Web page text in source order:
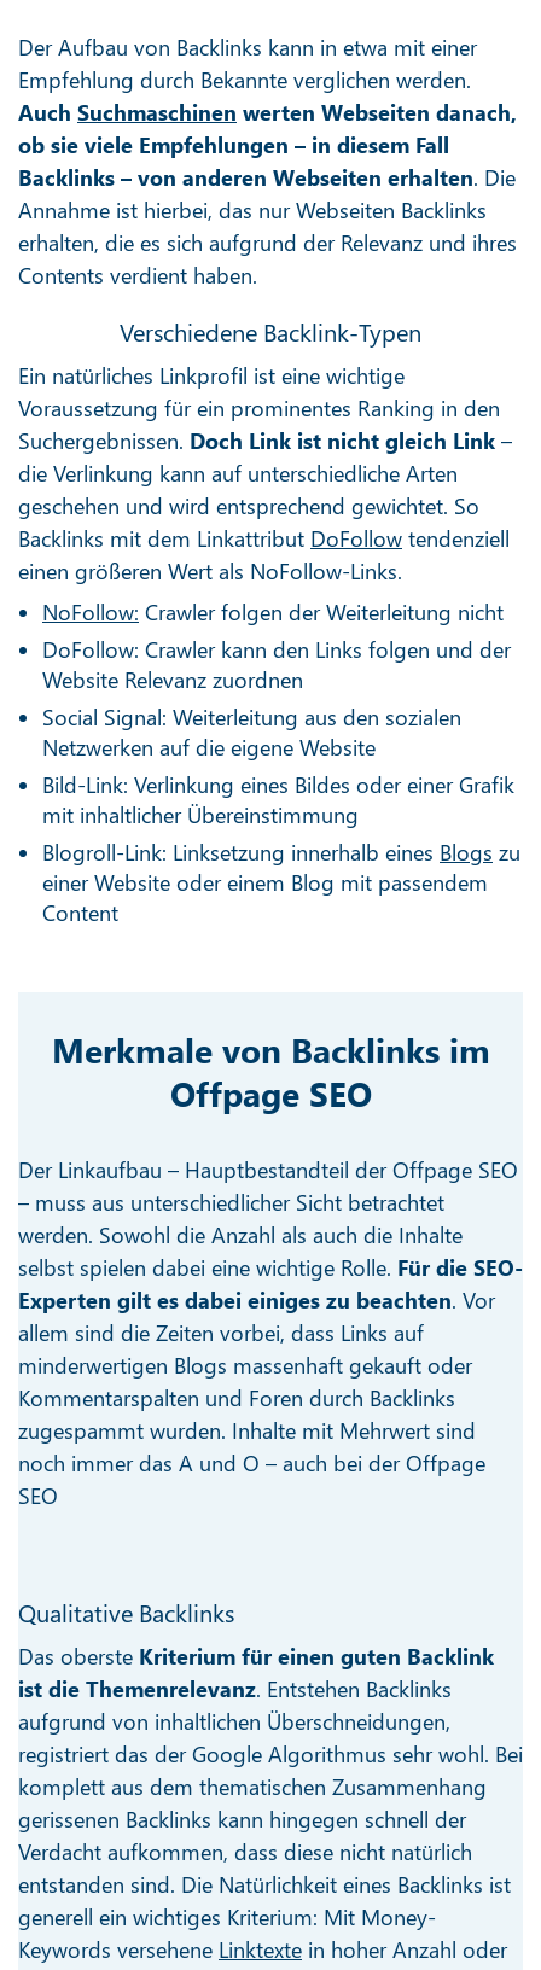
Der Aufbau von Backlinks kann in etwa mit einer
Empfehlung durch Bekannte verglichen werden.
Auch Suchmaschinen werten Webseiten danach,
ob sie viele Empfehlungen – in diesem Fall
Backlinks – von anderen Webseiten erhalten. Die
Annahme ist hierbei, das nur Webseiten Backlinks
erhalten, die es sich aufgrund der Relevanz und ihres
Contents verdient haben.
Verschiedene Backlink-Typen
Ein natürliches Linkprofil ist eine wichtige
Voraussetzung für ein prominentes Ranking in den
Suchergebnissen. Doch Link ist nicht gleich Link –
die Verlinkung kann auf unterschiedliche Arten
geschehen und wird entsprechend gewichtet. So
Backlinks mit dem Linkattribut DoFollow tendenziell
einen größeren Wert als NoFollow-Links.
NoFollow: Crawler folgen der Weiterleitung nicht
DoFollow: Crawler kann den Links folgen und der
Website Relevanz zuordnen
Social Signal: Weiterleitung aus den sozialen
Netzwerken auf die eigene Website
Bild-Link: Verlinkung eines Bildes oder einer Grafik
mit inhaltlicher Übereinstimmung
Blogroll-Link: Linksetzung innerhalb eines Blogs zu
einer Website oder einem Blog mit passendem
Content
Merkmale von Backlinks im
Offpage SEO
Der Linkaufbau – Hauptbestandteil der Offpage SEO
– muss aus unterschiedlicher Sicht betrachtet
werden. Sowohl die Anzahl als auch die Inhalte
selbst spielen dabei eine wichtige Rolle. Für die SEO-
Experten gilt es dabei einiges zu beachten. Vor
allem sind die Zeiten vorbei, dass Links auf
minderwertigen Blogs massenhaft gekauft oder
Kommentarspalten und Foren durch Backlinks
zugespammt wurden. Inhalte mit Mehrwert sind
noch immer das A und O – auch bei der Offpage
SEO
Qualitative Backlinks
Das oberste Kriterium für einen guten Backlink
ist die Themenrelevanz. Entstehen Backlinks
aufgrund von inhaltlichen Überschneidungen,
registriert das der Google Algorithmus sehr wohl. Bei
komplett aus dem thematischen Zusammenhang
gerissenen Backlinks kann hingegen schnell der
Verdacht aufkommen, dass diese nicht natürlich
entstanden sind. Die Natürlichkeit eines Backlinks ist
generell ein wichtiges Kriterium: Mit Money-
Keywords versehene Linktexte in hoher Anzahl oder